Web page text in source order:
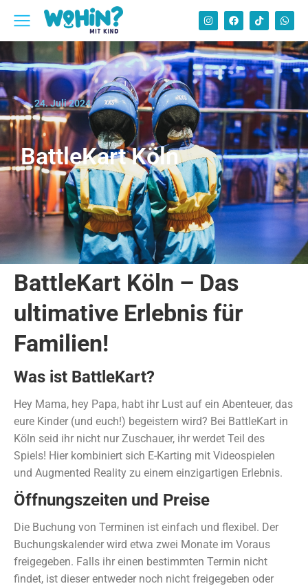
24. Juli 2024
BattleKart Köln
BattleKart Köln – Das
ultimative Erlebnis für
Familien!
Was ist BattleKart?
Hey Mama, hey Papa, habt ihr Lust auf ein Abenteuer, das
eure Kinder (und euch!) begeistern wird? Bei BattleKart in
Köln seid ihr nicht nur Zuschauer, ihr werdet Teil des
Spiels! Hier kombiniert sich E-Karting mit Videospielen
und Augmented Reality zu einem einzigartigen Erlebnis.
Öffnungszeiten und Preise
Die Buchung von Terminen ist einfach und flexibel. Der
Buchungskalender wird etwa zwei Monate im Voraus
freigegeben. Falls ihr einen bestimmten Termin nicht
findet, ist dieser entweder noch nicht freigegeben oder